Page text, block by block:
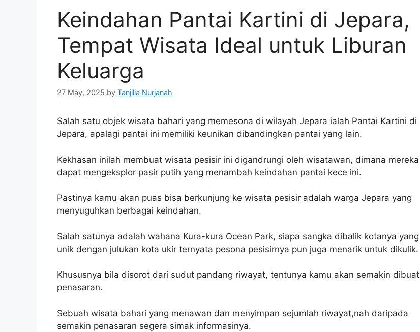
Keindahan Pantai Kartini di Jepara,
Tempat Wisata Ideal untuk Liburan
Keluarga
27 May, 2025 by Tanjilia Nurjanah
Salah satu objek wisata bahari yang memesona di wilayah Jepara ialah Pantai Kartini di
Jepara, apalagi pantai ini memiliki keunikan dibandingkan pantai yang lain.
Kekhasan inilah membuat wisata pesisir ini digandrungi oleh wisatawan, dimana mereka
dapat mengeksplor pasir putih yang menambah keindahan pantai kece ini.
Pastinya kamu akan puas bisa berkunjung ke wisata pesisir adalah warga Jepara yang
menyuguhkan berbagai keindahan.
Salah satunya adalah wahana Kura-kura Ocean Park, siapa sangka dibalik kotanya yang
unik dengan julukan kota ukir ternyata pesona pesisirnya pun juga menarik untuk dikulik.
Khususnya bila disorot dari sudut pandang riwayat, tentunya kamu akan semakin dibuat
penasaran.
Sebuah wisata bahari yang menawan dan menyimpan sejumlah riwayat,nah daripada
semakin penasaran segera simak informasinya.